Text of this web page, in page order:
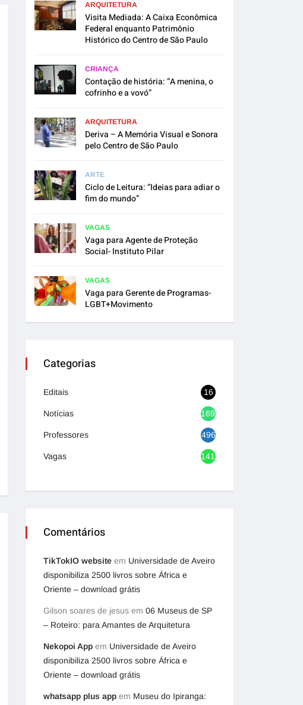
ARQUITETURA
Visita Mediada: A Caixa Econômica
Federal enquanto Patrimônio
Histórico do Centro de São Paulo
CRIANÇA
Contação de história: “A menina, o
cofrinho e a vovó”
ARQUITETURA
Deriva – A Memória Visual e Sonora
pelo Centro de São Paulo
ARTE
Ciclo de Leitura: “Ideias para adiar o
fim do mundo”
VAGAS
Vaga para Agente de Proteção
Social- Instituto Pilar
VAGAS
Vaga para Gerente de Programas-
LGBT+Movimento
Categorias
Editais 16
Notícias 1692
Professores 496
Vagas 1417
Comentários
TikTokIO website em Universidade de Aveiro
disponibiliza 2500 livros sobre África e
Oriente – download grátis
Gilson soares de jesus em 06 Museus de SP
– Roteiro: para Amantes de Arquitetura
Nekopoi App em Universidade de Aveiro
disponibiliza 2500 livros sobre África e
Oriente – download grátis
whatsapp plus app em Museu do Ipiranga: